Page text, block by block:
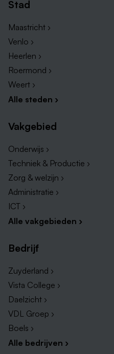
Stad
Maastricht ›
Venlo ›
Heerlen ›
Roermond ›
Weert ›
Alle steden ›
Vakgebied
Onderwijs ›
Techniek & Productie ›
Zorg & welzijn ›
Administratie ›
ICT ›
Alle vakgebieden ›
Bedrijf
Zuyderland ›
Vista College ›
Daelzicht ›
VDL Groep ›
Boels ›
Alle bedrijven ›